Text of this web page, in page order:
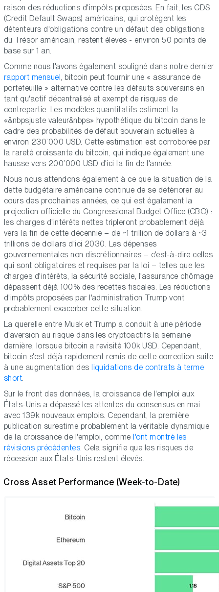
raison des réductions d'impôts proposées. En fait, les CDS
(Credit Default Swaps) américains, qui protègent les
détenteurs d'obligations contre un défaut des obligations
du Trésor américain, restent élevés - environ 50 points de
base sur 1 an.
Comme nous l'avons également souligné dans notre dernier
rapport mensuel, bitcoin peut fournir une « assurance de
portefeuille » alternative contre les défauts souverains en
tant qu'actif décentralisé et exempt de risques de
contrepartie. Les modèles quantitatifs estiment la
«&nbpsjuste valeur&nbps» hypothétique du bitcoin dans le
cadre des probabilités de défaut souverain actuelles à
environ 230’000 USD. Cette estimation est corroborée par
la rareté croissante du bitcoin, qui indique également une
hausse vers 200’000 USD d'ici la fin de l'année.
Nous nous attendons également à ce que la situation de la
dette budgétaire américaine continue de se détériorer au
cours des prochaines années, ce qui est également la
projection officielle du Congressional Budget Office (CBO) :
les charges d'intérêts nettes tripleront probablement déjà
vers la fin de cette décennie – de ~1 trillion de dollars à ~3
trillions de dollars d'ici 2030. Les dépenses
gouvernementales non discrétionnaires – c'est-à-dire celles
qui sont obligatoires et requises par la loi – telles que les
charges d'intérêts, la sécurité sociale, l'assurance chômage
dépassent déjà 100% des recettes fiscales. Les réductions
d'impôts proposées par l'administration Trump vont
probablement exacerber cette situation.
La querelle entre Musk et Trump a conduit à une période
d'aversion au risque dans les cryptoactifs la semaine
dernière, lorsque bitcoin a revisité 100k USD. Cependant,
bitcoin s'est déjà rapidement remis de cette correction suite
à une augmentation des liquidations de contrats à terme
short.
Sur le front des données, la croissance de l'emploi aux
États-Unis a dépassé les attentes du consensus en mai
avec 139k nouveaux emplois. Cependant, la première
publication surestime probablement la véritable dynamique
de la croissance de l'emploi, comme l'ont montré les
révisions précédentes. Cela signifie que les risques de
récession aux États-Unis restent élevés.
Cross Asset Performance (Week-to-Date)